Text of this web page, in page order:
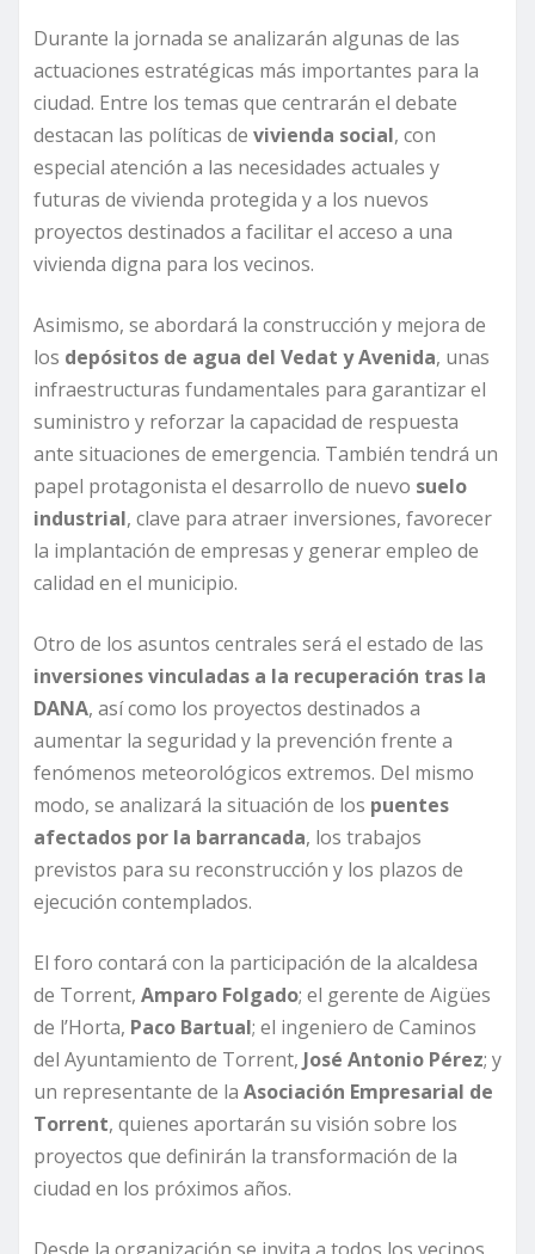
Durante la jornada se analizarán algunas de las
actuaciones estratégicas más importantes para la
ciudad. Entre los temas que centrarán el debate
destacan las políticas de vivienda social, con
especial atención a las necesidades actuales y
futuras de vivienda protegida y a los nuevos
proyectos destinados a facilitar el acceso a una
vivienda digna para los vecinos.
Asimismo, se abordará la construcción y mejora de
los depósitos de agua del Vedat y Avenida, unas
infraestructuras fundamentales para garantizar el
suministro y reforzar la capacidad de respuesta
ante situaciones de emergencia. También tendrá un
papel protagonista el desarrollo de nuevo suelo
industrial, clave para atraer inversiones, favorecer
la implantación de empresas y generar empleo de
calidad en el municipio.
Otro de los asuntos centrales será el estado de las
inversiones vinculadas a la recuperación tras la
DANA, así como los proyectos destinados a
aumentar la seguridad y la prevención frente a
fenómenos meteorológicos extremos. Del mismo
modo, se analizará la situación de los puentes
afectados por la barrancada, los trabajos
previstos para su reconstrucción y los plazos de
ejecución contemplados.
El foro contará con la participación de la alcaldesa
de Torrent, Amparo Folgado; el gerente de Aigües
de l’Horta, Paco Bartual; el ingeniero de Caminos
del Ayuntamiento de Torrent, José Antonio Pérez; y
un representante de la Asociación Empresarial de
Torrent, quienes aportarán su visión sobre los
proyectos que definirán la transformación de la
ciudad en los próximos años.